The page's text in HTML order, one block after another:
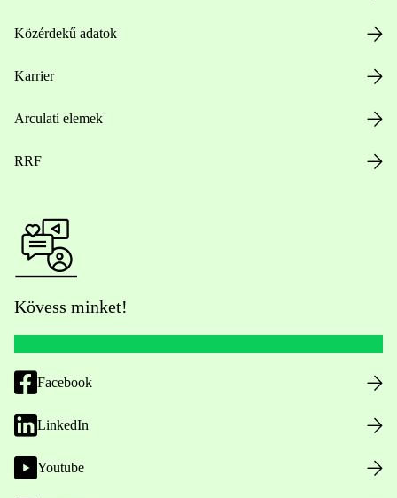
Közérdekű adatok
Karrier
Arculati elemek
RRF
Kövess minket!
Facebook
LinkedIn
Youtube